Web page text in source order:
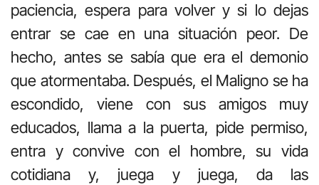
paciencia, espera para volver y si lo dejas
entrar se cae en una situación peor. De
hecho, antes se sabía que era el demonio
que atormentaba. Después, el Maligno se ha
escondido, viene con sus amigos muy
educados, llama a la puerta, pide permiso,
entra y convive con el hombre, su vida
cotidiana y, juega y juega, da las